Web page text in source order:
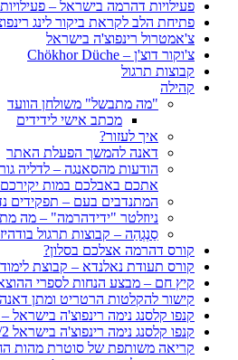
פעילויות דהרמה בישראל –
פתיחת הלב לקראת ביקור לינג
צ'אמטרול רינפוצ'ה בישראל
צ'וקור דוצ'ן – Chökhor Düche
קבוצות תרגול
קהילה
"מה מתבשל" משולחן הוועד
מכתב אישי לידידים
איך לעזור?
דאנה להמשך הפעלת האתר
הודעות מהסאנגה – לדליה
אתכם באבלכם במות
המתנדבים בעם – תפקידים
ניוזלטר "ידידהרמה" – מה
סַנְגְהַה – קבוצות תרגול
קורס דהרמה אצלכם בסלון?
קורס תעודת נאלנדא – קבוצת
קיץ חם – מבצע הנחות לספרי
קישור להקלטות הרטריט ומתן דאנה
קנפו קלסנג נימה רינפוצ'ה בישראל –
קנפו קלסנג נימה רינפוצ'ה בישראל 13/1-8/2
קריאה משותפת של סוטרת מהות